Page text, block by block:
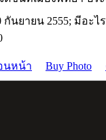
กันยายน 2555; มีอะไ
นหน้า Buy Photo